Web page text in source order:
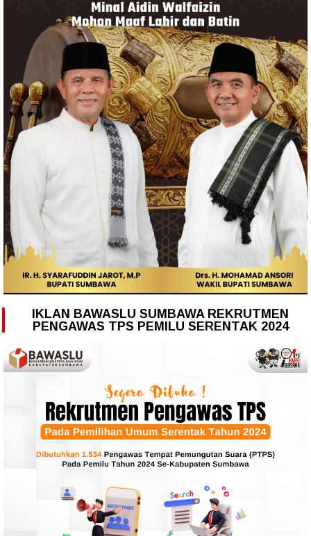
IKLAN BAWASLU SUMBAWA REKRUTMEN
PENGAWAS TPS PEMILU SERENTAK 2024